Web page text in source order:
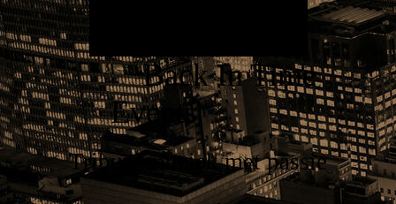
Back In Time
Events
Tribute muziek met passie